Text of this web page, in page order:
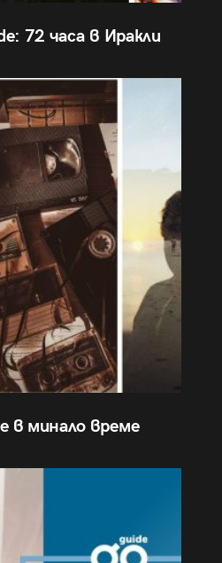
72 часа в Иракли
в минало време